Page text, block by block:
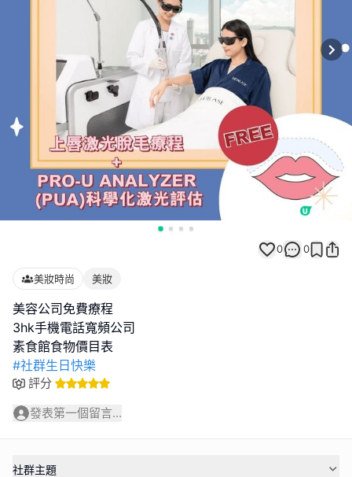
0 0
美妝時尚 美妝
美容公司免費療程
3hk手機電話寬頻公司
#社群生日快樂
評分
發表第一個留言...
社群主題